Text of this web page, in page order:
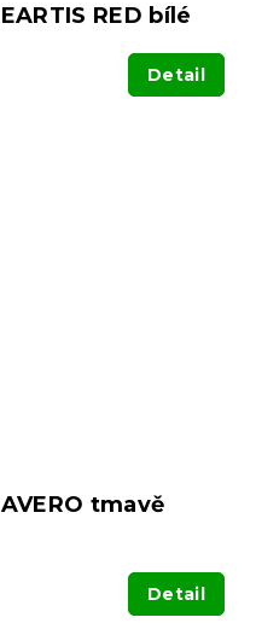
RED bílé
Detail
tmavě
Detail